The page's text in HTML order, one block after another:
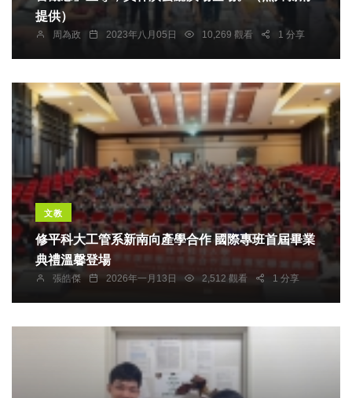
提供）
周為政 2023年八月05日 10,269 觀看 1 分享
文教
修平科大工管系新南向產學合作 國際專班首屆畢業
典禮溫馨登場
張皓傑 2026年一月13日 2,512 觀看 1 分享